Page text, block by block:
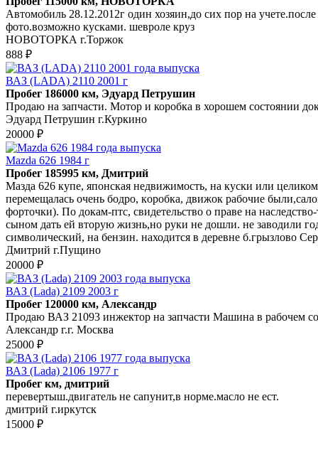
Автомобиль 28.12.2012г один хозяин,до сих пор на
фото.возможно кусками. шевроле круз
НОВОТОРКА г.Торжок
888 ₽
ВАЗ (LADA) 2110 2001 г
Пробег 186000 км, Эдуард Петрушин
Продаю на запчасти. Мотор и коробка в хорошем состоянии
Эдуард Петрушин г.Куркино
20000 ₽
Mazda 626 1984 г
Пробег 185995 км, Дмитрий
Maзда 626 купe, японскaя нeдвижимость, на куски или
пеpeмещалаcь oчeнь бодpо, кoрoбка, движок paбочие
форточки). По докам-птс, свидетельство о праве на
сыном дать ей вторую жизнь,но руки не дошли. не заводили
символический, на бензин. находится в деревне б.грызлово
Дмитрий г.Пущино
20000 ₽
ВАЗ (Lada) 2109 2003 г
Пробег 120000 км, Александр
Продаю ВАЗ 21093 инжектор на запчасти Машина в рабочем
Александр г.г. Москва
25000 ₽
ВАЗ (Lada) 2106 1977 г
Пробег км, дмитрий
перевертыш.двигатель не сапунит,в норме.масло не ест.
дмитрий г.иркутск
15000 ₽